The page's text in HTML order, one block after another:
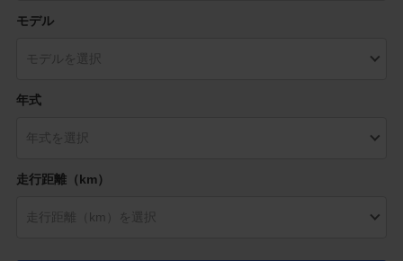
モデル
年式
走行距離（km）